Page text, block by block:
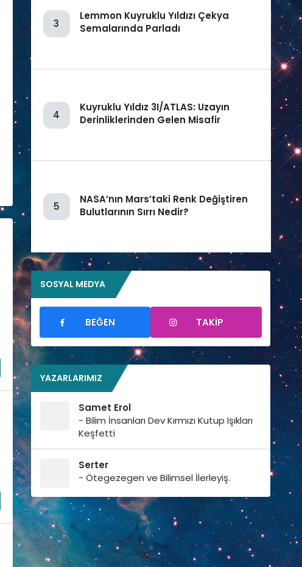
3
Lemmon Kuyruklu Yıldızı Çekya
Semalarında Parladı
4
Kuyruklu Yıldız 3I/ATLAS: Uzayın
Derinliklerinden Gelen Misafir
5
NASA’nın Mars’taki Renk Değiştiren
Bulutlarının Sırrı Nedir?
SOSYAL MEDYA
BEĞEN TAKIP
YAZARLARIMIZ
Samet Erol
- Bilim İnsanları Dev Kırmızı Kutup Işıkları
Keşfetti
Serter
- Ötegezegen ve Bilimsel İlerleyiş.